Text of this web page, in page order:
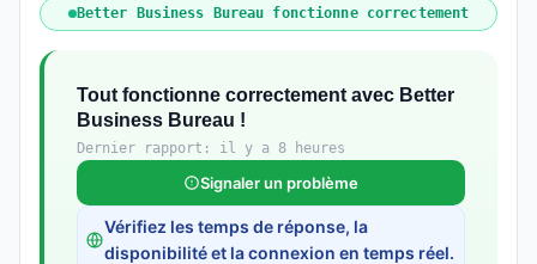
Better Business Bureau fonctionne correctement
Tout fonctionne correctement avec Better
Business Bureau !
Dernier rapport: il y a 8 heures
Signaler un problème
Vérifiez les temps de réponse, la
disponibilité et la connexion en temps réel.